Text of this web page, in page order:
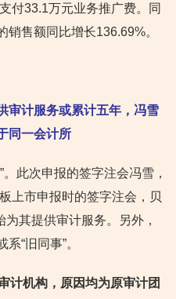
付33.1万元业务推广费。同
售额同比增长136.69%。
审计服务或累计五年，冯雪
同一会计所
此次申报的签字注会冯雪，
上市申报时的签字注会，贝
其提供审计服务。另外，
“旧同事”。
计机构，原因均为原审计团